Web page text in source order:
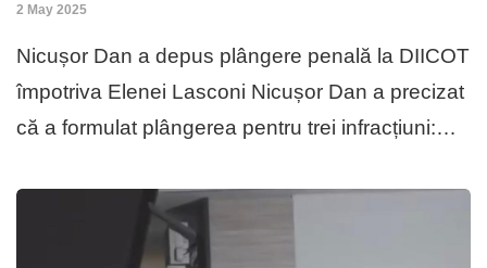
2 May 2025
Nicușor Dan a depus plângere penală la DIICOT
împotriva Elenei Lasconi Nicușor Dan a precizat
că a formulat plângerea pentru trei infracțiuni:…